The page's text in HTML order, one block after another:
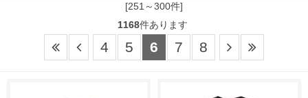
[251～300件]
1168件あります
4 5 6 7 8